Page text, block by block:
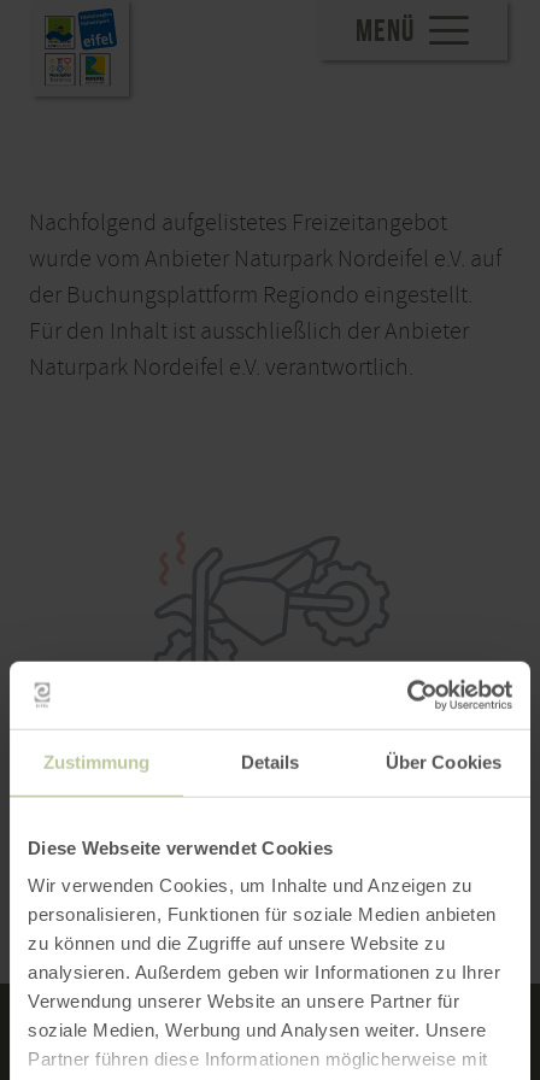
Zustimmung Details Über Cookies
Diese Webseite verwendet Cookies
Wir verwenden Cookies, um Inhalte und Anzeigen zu
personalisieren, Funktionen für soziale Medien anbieten
zu können und die Zugriffe auf unsere Website zu
analysieren. Außerdem geben wir Informationen zu Ihrer
Verwendung unserer Website an unsere Partner für
soziale Medien, Werbung und Analysen weiter. Unsere
Partner führen diese Informationen möglicherweise mit
MENÜ
Nachfolgend aufgelistetes Freizeitangebot
wurde vom Anbieter Naturpark Nordeifel e.V. auf
der Buchungsplattform Regiondo eingestellt.
Für den Inhalt ist ausschließlich der Anbieter
Naturpark Nordeifel e.V. verantwortlich.
NEWSLETTER